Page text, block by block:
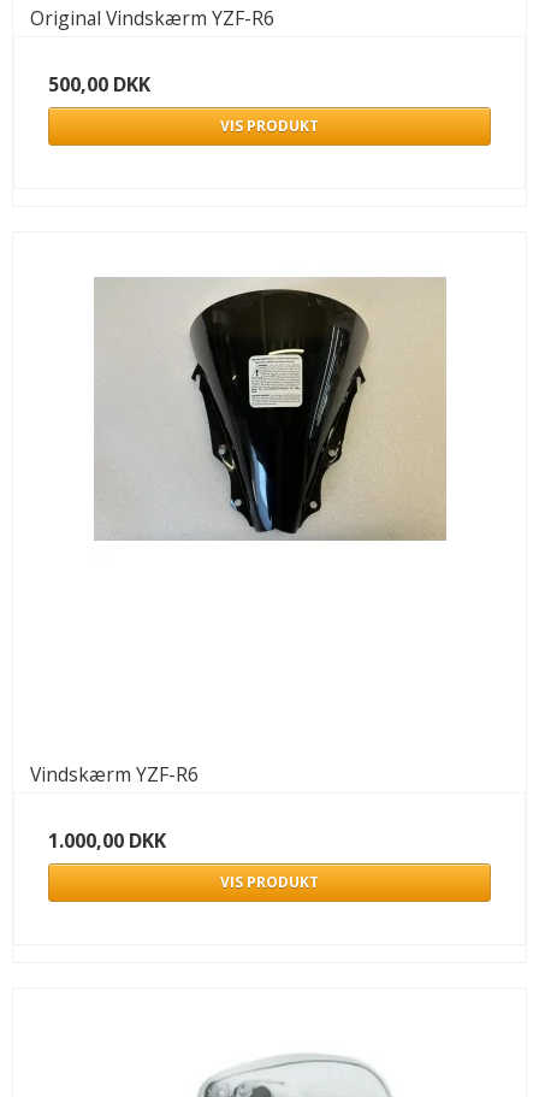
Original Vindskærm YZF-R6
500,00 DKK
VIS PRODUKT
Vindskærm YZF-R6
1.000,00 DKK
VIS PRODUKT